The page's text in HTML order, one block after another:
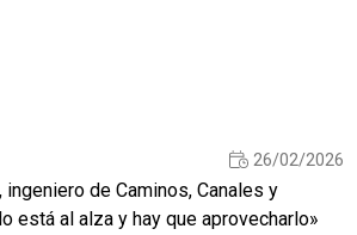
26/02/2026
de Caminos, Canales y
está al alza y hay que aprovecharlo»